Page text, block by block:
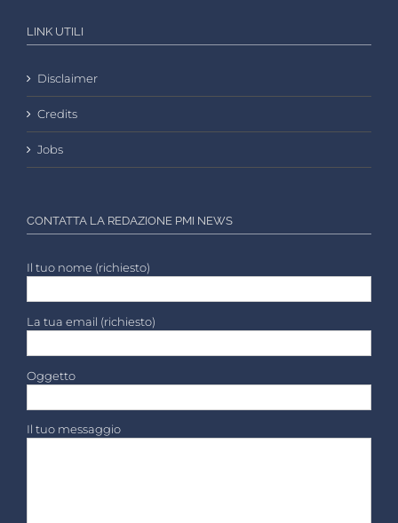
LINK UTILI
Disclaimer
Credits
Jobs
CONTATTA LA REDAZIONE PMI NEWS
Il tuo nome (richiesto)
La tua email (richiesto)
Oggetto
Il tuo messaggio